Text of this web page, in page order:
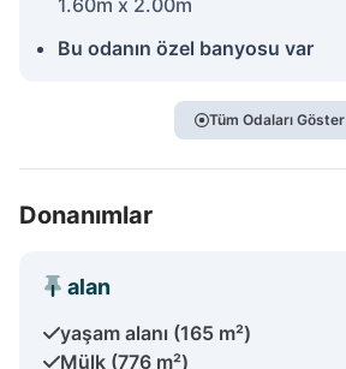
Bu odanın özel banyosu var
Tüm Odaları Göster
Donanımlar
alan
yaşam alanı (165 m²)
Mülk (776 m²)